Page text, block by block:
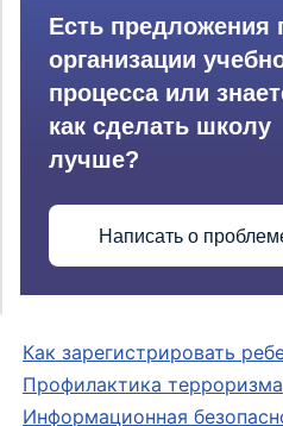
Как зарегистрировать
Профилактика терроризма
Информационная
Есть предложения
организации
процесса или
как сделать школу
лучше?
Написать о